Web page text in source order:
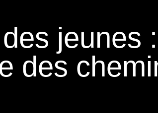
jeunes
des